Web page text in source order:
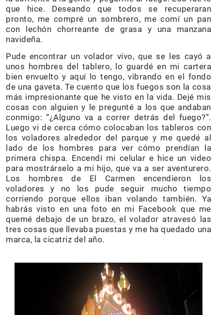
que hice. Deseando que todos se recuperaran
pronto, me compré un sombrero, me comí un pan
con lechón chorreante de grasa y una manzana
navideña.
Pude encontrar un volador vivo, que se les cayó a
unos hombres del tablero, lo guardé en mi cartera
bien envuelto y aquí lo tengo, vibrando en el fondo
de una gaveta. Te cuento que los fuegos son la cosa
más impresionante que he visto en la vida. Dejé mis
cosas con alguien y le pregunté a los que andaban
conmigo: “¿Alguno va a correr detrás del fuego?”.
Luego vi de cerca cómo colocaban los tableros con
los voladores alrededor del parque y me quedé al
lado de los hombres para ver cómo prendían la
primera chispa. Encendí mi celular e hice un video
para mostrárselo a mi hijo, que va a ser aventurero.
Los hombres de El Carmen encendieron los
voladores y no los pude seguir mucho tiempo
corriendo porque ellos iban volando también. Ya
habrás visto en una foto en mi Facebook que me
quemé debajo de un brazo, el volador atravesó las
tres cosas que llevaba puestas y me ha quedado una
marca, la cicatriz del año.